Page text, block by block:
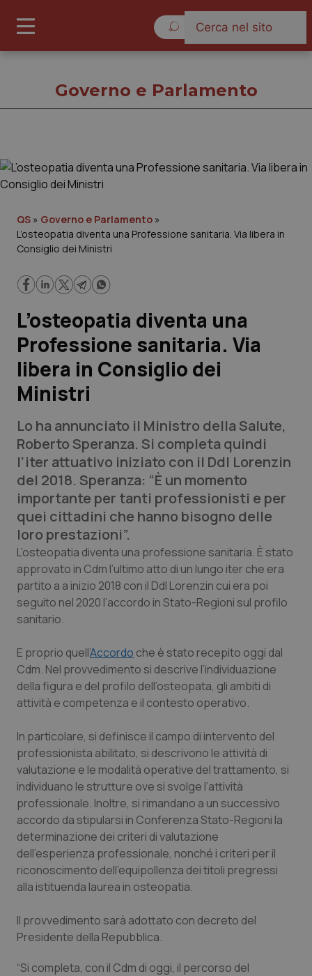
Governo e Parlamento
Regioni e Asl
Lavoro e Professioni
Scienza e Farmaci
Studi e Analisi
Lettere al direttore
Edizioni Regionali
QS Pro
Professionisti Sanitari.AI
Abruzzo
Basilicata
Campania
Emilia-Romagna
Friuli Venezia Giulia
Lazio
Liguria
Lombardia
Marche
Molise
Piemonte
QS Pro Gold
Artrite & artrosi
Car-T
Colesterolo & coronaropatie
Dermatite Atopica
Diabete & glucometri
Disturbi dell’umore
Dolore
Donna & Salute
Epatiti
HIV
QS Club Newsletter
Governo e Parlamento
QS » Governo e Parlamento »
L’osteopatia diventa una Professione sanitaria. Via libera in
Consiglio dei Ministri
L’osteopatia diventa una
Professione sanitaria. Via
libera in Consiglio dei
Ministri
Lo ha annunciato il Ministro della Salute,
Roberto Speranza. Si completa quindi
l’iter attuativo iniziato con il Ddl Lorenzin
del 2018. Speranza: “È un momento
importante per tanti professionisti e per
quei cittadini che hanno bisogno delle
loro prestazioni”.
L’osteopatia diventa una professione sanitaria. È stato
approvato in Cdm l’ultimo atto di un lungo iter che era
partito a a inizio 2018 con il Ddl Lorenzin cui era poi
seguito nel 2020 l’accordo in Stato-Regioni sul profilo
sanitario.
E proprio quell’Accordo che è stato recepito oggi dal
Cdm. Nel provvedimento si descrive l’individuazione
della figura e del profilo dell’osteopata, gli ambiti di
attività e competenza e il contesto operativo.
In particolare, si definisce il campo di intervento del
professionista abilitato, si descrivono le attività di
valutazione e le modalità operative del trattamento, si
individuano le strutture ove si svolge l’attività
professionale. Inoltre, si rimandano a un successivo
accordo da stipularsi in Conferenza Stato-Regioni la
determinazione dei criteri di valutazione
dell’esperienza professionale, nonché i criteri per il
riconoscimento dell’equipollenza dei titoli pregressi
alla istituenda laurea in osteopatia.
Il provvedimento sarà adottato con decreto del
Presidente della Repubblica.
“Si completa, con il Cdm di oggi, il percorso del